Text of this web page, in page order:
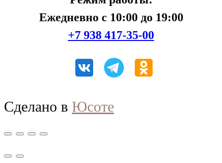
Ежедневно с 10:00 до 19:00
+7 938 417-35-00
Сделано в Юсоте